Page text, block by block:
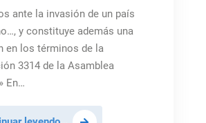
ante la invasión de un país
y constituye además una
en los términos de la
3314 de la Asamblea
En…